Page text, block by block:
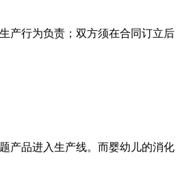
产行为负责；双方须在合同订立后
产品进入生产线。而婴幼儿的消化